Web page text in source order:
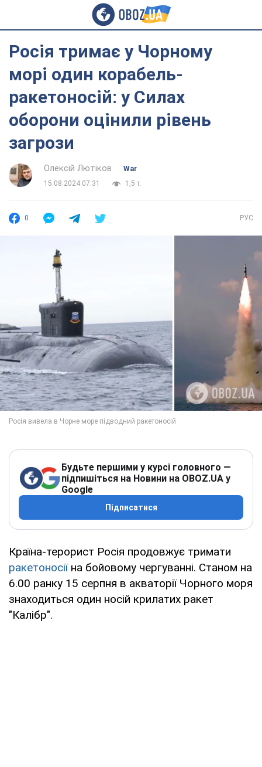
Росія тримає у Чорному
морі один корабель-
ракетоносій: у Силах
оборони оцінили рівень
загрози
Олексій Лютіков
War
15.08.2024 07:31
1,5 т.
0 РУС
Будьте першими у курсі головного —
підпишіться на Новини на OBOZ.UA у
Google
Підписатися
Країна-терорист Росія продовжує тримати
ракетоносіїна бойовому чергуванні. Станом на
6.00 ранку 15 серпня в акваторії Чорного моря
знаходиться один носій крилатих ракет
"Калібр".